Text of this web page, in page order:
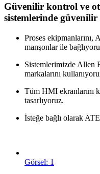
Güvenilir kontrol ve
sistemlerinde
Proses
manşonlar ile
Sistemlerimizde Allen
markalarını
Tüm HMI ekranlarını
tasarlıyoruz.
İsteğe bağlı olarak
Görsel: 1